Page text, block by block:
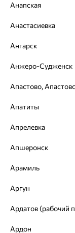
Колье,
6 676₽
18 544
Каталог
Акции
Магазины
Покупателям
ул. Зегеля, 27/2
8 (800) 250-02-30
Анапская
Анастасиевка
Ангарск
Анжеро-Судженск
Апатиты
Апрелевка
Апшеронск
Арамиль
Аргун
Ардон